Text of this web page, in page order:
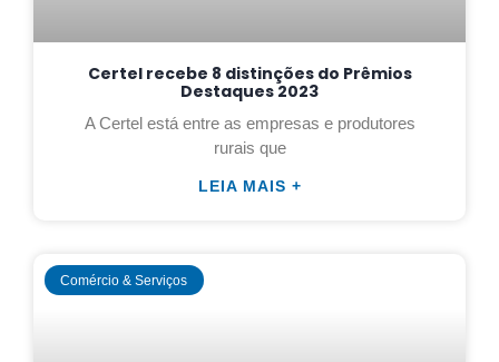
Certel recebe 8 distinções do Prêmios
Destaques 2023
A Certel está entre as empresas e produtores
rurais que
LEIA MAIS +
Comércio & Serviços